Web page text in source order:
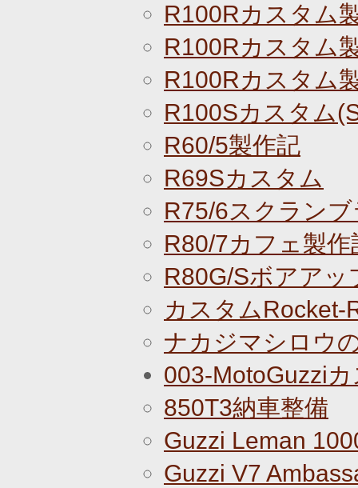
R100Rカスタム
R100Rカスタム
R100Rカスタム
R100Sカスタム
R60/5製作記
R69Sカスタム
R75/6スクラン
R80/7カフェ製作
R80G/Sボアアッ
カスタムRocket-
ナカジマシロウ
003-MotoGuzzi
850T3納車整備
Guzzi Leman
Guzzi V7